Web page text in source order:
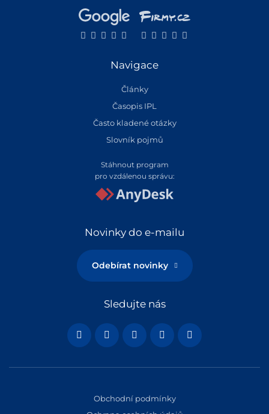
Navigace
Články
Časopis IPL
Často kladené otázky
Slovník pojmů
Stáhnout program
pro vzdálenou správu:
Novinky do e-mailu
Odebírat novinky
Sledujte nás
Obchodní podmínky